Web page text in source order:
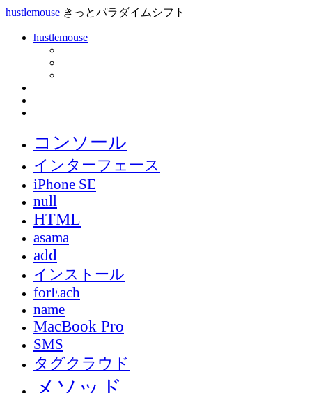
hustlemouse きっとパラダイムシフト
hustlemouse
コンソール
インターフェース
iPhone SE
null
HTML
asama
add
インストール
forEach
name
MacBook Pro
SMS
タグクラウド
メソッド